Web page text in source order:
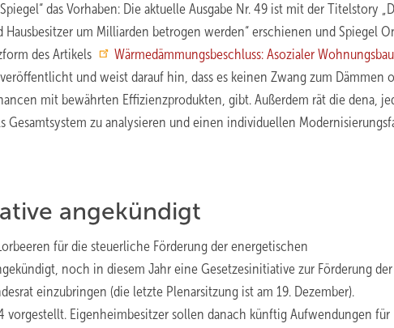
das Vorhaben: Die aktuelle Ausgabe Nr. 49 ist mit der Titelstory
um Milliarden betrogen werden“ erschienen und Spiegel
des Artikels
Wärmedämmungsbeschluss: Asozialer Wohnungsbau
und weist darauf hin, dass es keinen Zwang zum Dämmen
mit bewährten Effizienzprodukten, gibt. Außerdem rät die dena,
Gesamtsystem zu analysieren und einen individuellen
angekündigt
für die steuerliche Förderung der energetischen
noch in diesem Jahr eine Gesetzesinitiative zur Förderung der
einzubringen (die letzte Plenarsitzung ist am 19. Dezember).
vorgestellt. Eigenheimbesitzer sollen danach künftig Aufwendungen für